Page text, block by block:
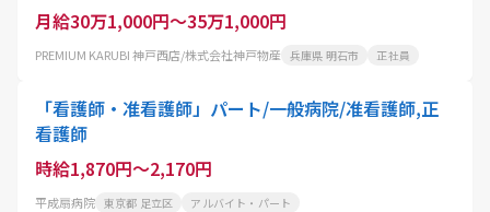
月給30万1,000円～35万1,000円
PREMIUM KARUBI 神戸西店/株式会社神戸物産 兵庫県 明石市 正社員
「看護師・准看護師」パート/一般病院/准看護師,正
看護師
時給1,870円～2,170円
平成扇病院 東京都 足立区 アルバイト・パート